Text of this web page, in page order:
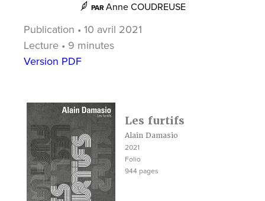
PAR Anne COUDREUSE
Publication • 10 avril 2021
Lecture • 9 minutes
Version PDF
Les furtifs
Alain Damasio
2021
Folio
944 pages